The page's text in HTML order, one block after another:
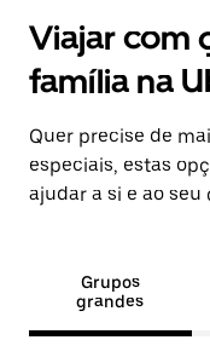
Viajar com
família na
Quer precise de
especiais, estas
ajudar a si e ao
Grupos
grandes